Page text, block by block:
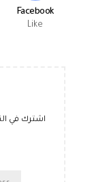
Facebook
Like
اشترك في